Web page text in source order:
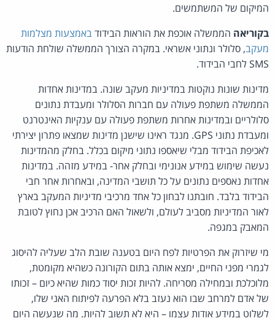
המיקום של המשתמשים.
בקוריאה הממשלה אוכפת את הוראות הבידודבאמצעות מצלמות
מעקב, סלולר ונתוני אשראי. במקרה הצורך הממשלה שולחת הודעות
SMS לחבי הבידוד.
מדינות שונות נוקטות במדיניות מעקב שונה. במדינות אחדות
הממשלה משתפת פעולה עם חברות הסלולר ומעבדת נתונים
סלולריים ובמדינות אחרות משתפת פעולה עם ענקיות האינטרנט
ומעבדת נתוני GPS. מנגד ראינו שישנן מדינות שמצאו פתרון יצירתי
לאכיפת הבידוד מבלי שיאספו נתוני מיקום בכלל. בחלק מהמדינות
נעשה שימוש במידע אנונימי ובחלק אחר- במידע מזהה. במדינות
אחדות נאספים נתונים על כל תושבי המדינה, ובאחרות אחר חבי
הבידוד בלבד. חובתנו לבחון כל אחד מרכיבי מדיניות המעקב בארץ
לאור המדיניות מסביב לעולם, ולשאול האם הרכיב אכן נחוץ לטובת
המאבק במגפה.
מי שיזרוק את הפרטיות לפח היום בטענה שובת הלב שעליה להיסוג
לגמרי מפני החיים, ימצא אותה בתום הקורונה כשהיא מקומטת,
מלוכלכת ובמחילה מסריחה. להיות זכות יסוד כמות שהיא כיום – זכותו
של אדם למרחב שבו הוא נעזב בלא הפרעה לפיתוח האני שלו,
לשלוט במידע אודות עצמו – היא לא תשוב להיות. מה שנעשה היום